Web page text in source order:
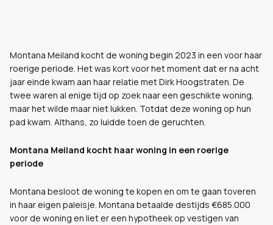
Montana Meiland kocht de woning begin 2023 in een voor haar
roerige periode. Het was kort voor het moment dat er na acht
jaar einde kwam aan haar relatie met Dirk Hoogstraten. De
twee waren al enige tijd op zoek naar een geschikte woning,
maar het wilde maar niet lukken. Totdat deze woning op hun
pad kwam. Althans, zo luidde toen de geruchten.
Montana Meiland kocht haar woning in een roerige
periode
Montana besloot de woning te kopen en om te gaan toveren
in haar eigen paleisje. Montana betaalde destijds €685.000
voor de woning en liet er een hypotheek op vestigen van